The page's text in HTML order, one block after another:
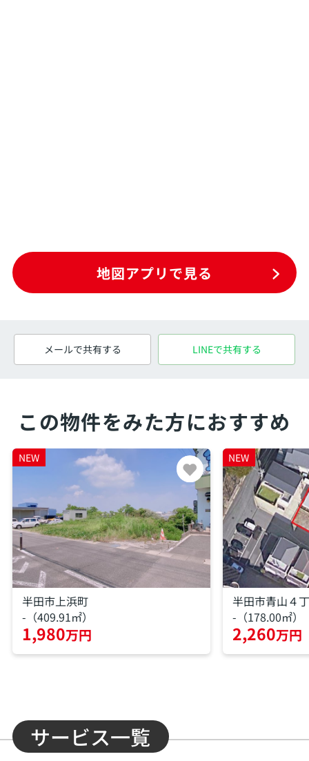
地図アプリで見る
メールで共有する LINEで共有する
この物件をみた方におすすめ
NEW
半田市上浜町
-（409.91㎡）
1,980万円
NEW
半田市青山４
-（178.00㎡）
2,260万円
サービス一覧